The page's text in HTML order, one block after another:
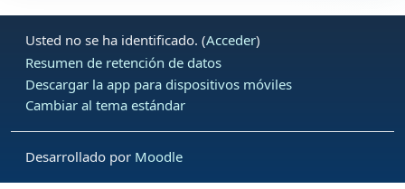
Usted no se ha identificado. (Acceder)
Resumen de retención de datos
Descargar la app para dispositivos móviles
Cambiar al tema estándar
Desarrollado por Moodle